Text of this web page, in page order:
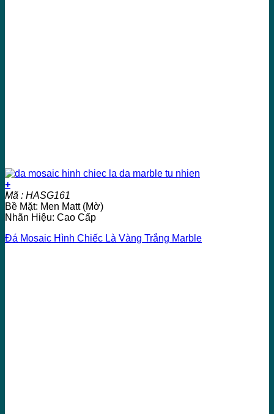
+
Mã : HASG161
Bề Mặt: Men Matt (Mờ)
Nhãn Hiệu: Cao Cấp
Đá Mosaic Hình Chiếc Là Vàng Trắng Marble